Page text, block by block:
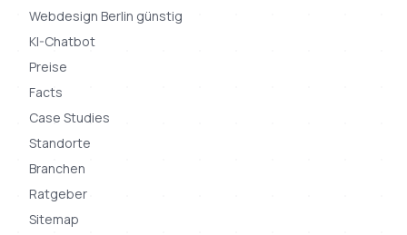
Webdesign Berlin günstig
KI-Chatbot
Preise
Facts
Case Studies
Standorte
Branchen
Ratgeber
Sitemap